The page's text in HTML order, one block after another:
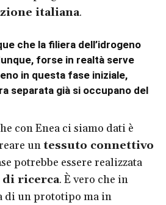
italiana.
che la filiera dell’idrogeno
forse in realtà serve
in questa fase iniziale,
separata già si occupano del
con Enea ci siamo dati è
un tessuto connettivo
potrebbe essere realizzata
ricerca. È vero che in
di un prototipo ma in